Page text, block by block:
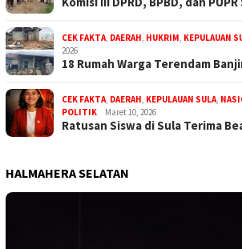
CEK FAKTA, DAERAH, HUKRIM, KEPULAUAN
2026
18 Rumah Warga Terendam
CEK FAKTA, DAERAH, KEPULAUAN SULA,
POLITIK
Maret 10, 2026
Ratusan Siswa di Sula Terima
HALMAHERA SELATAN